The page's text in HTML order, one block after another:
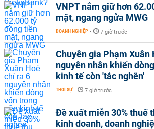
VNPT nắm giữ hơn
mặt, ngang ngửa MWG
DOANH NGHIỆP - 7 giờ trước
Chuyên gia Phạm Xuân
nguyên nhân khiến
kinh tế còn 'tắc nghẽn'
THỜI SỰ - 7 giờ trước
Đề xuất miễn 30% thuế
kinh doanh, doanh